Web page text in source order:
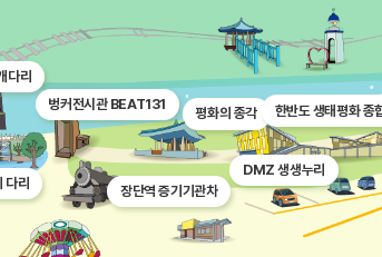
다리
벙커전시관 BEAT131
장단역 증기기관차
다리
평화의 종각 한반도 생태평화 종
DMZ 생생누리